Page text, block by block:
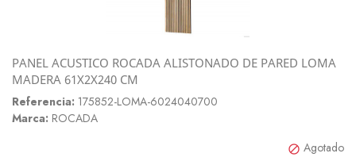
PANEL ACUSTICO ROCADA ALISTONADO DE PARED LOMA
MADERA 61X2X240 CM
Referencia: 175852-LOMA-6024040700
Marca: ROCADA
 Agotado